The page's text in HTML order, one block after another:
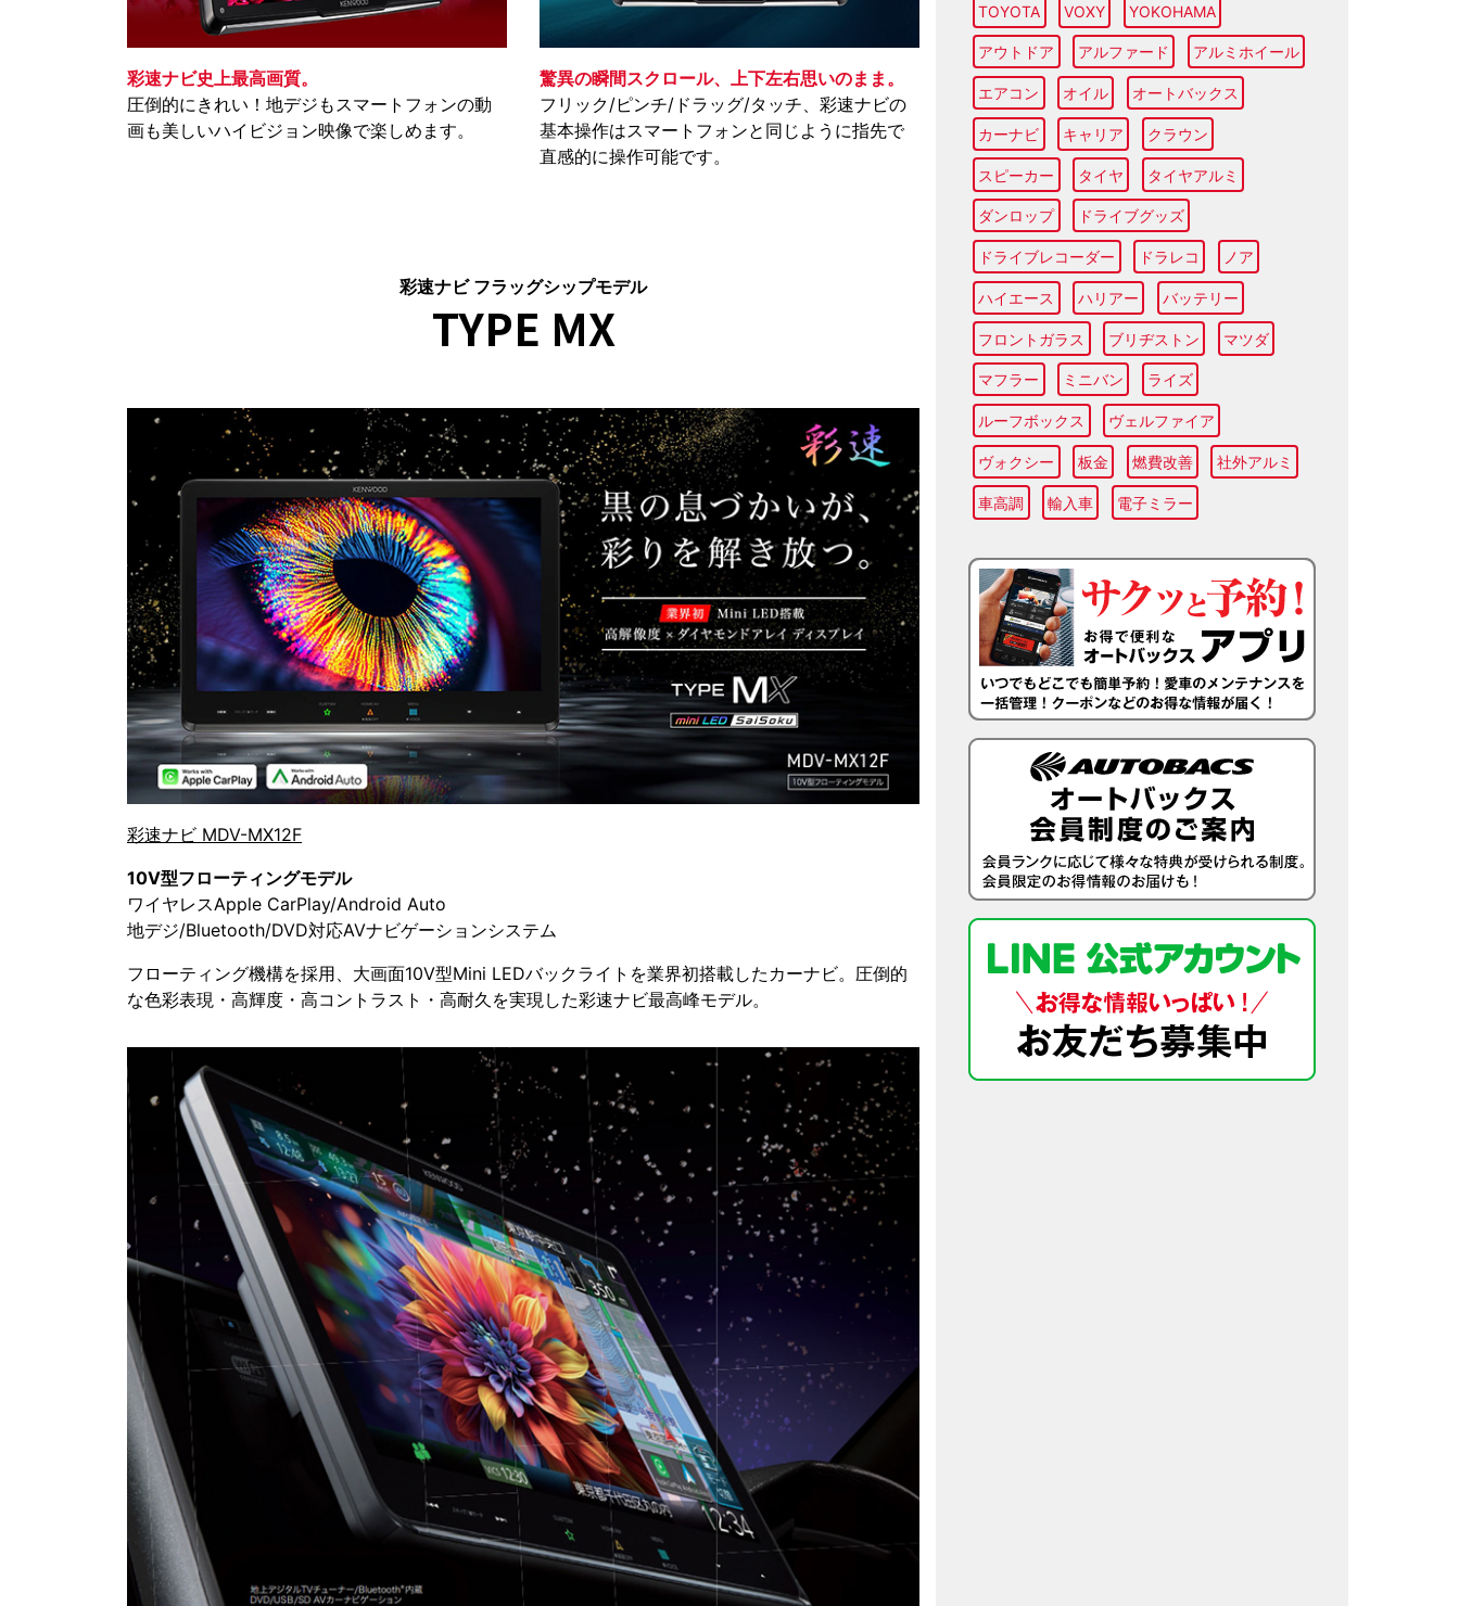
彩速ナビ史上最高画質。
圧倒的にきれい！地デジもスマートフォンの動
画も美しいハイビジョン映像で楽しめます。
驚異の瞬間スクロール、上下左右思いのまま。
フリック/ピンチ/ドラッグ/タッチ、彩速ナビの
基本操作はスマートフォンと同じように指先で
直感的に操作可能です。
彩速ナビ フラッグシップモデル
TYPE MX
彩速ナビ MDV-MX12F
10V型フローティングモデル
ワイヤレスApple CarPlay/Android Auto
地デジ/Bluetooth/DVD対応AVナビゲーションシステム
フローティング機構を採用、大画面10V型Mini LEDバックライトを業界初搭載したカーナビ。圧倒的
な色彩表現・高輝度・高コントラスト・高耐久を実現した彩速ナビ最高峰モデル。
TOYOTA VOXY YOKOHAMA
アウトドア アルファード アルミホイール
エアコン オイル オートバックス
カーナビ キャリア クラウン
スピーカー タイヤ タイヤアルミ
ダンロップ ドライブグッズ
ドライブレコーダー ドラレコ ノア
ハイエース ハリアー バッテリー
フロントガラス ブリヂストン マツダ
マフラー ミニバン ライズ
ルーフボックス ヴェルファイア
ヴォクシー 板金 燃費改善 社外アルミ
車高調 輸入車 電子ミラー